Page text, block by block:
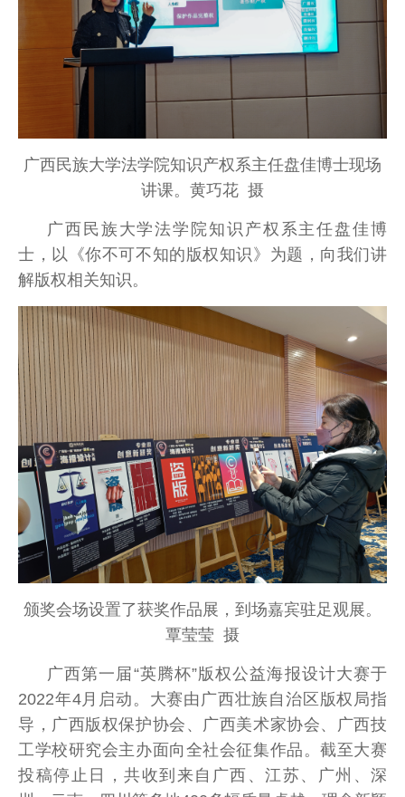
广西民族大学法学院知识产权系主任盘佳博士现场
讲课。黄巧花 摄
广西民族大学法学院知识产权系主任盘佳博
士，以《你不可不知的版权知识》为题，向我们讲
解版权相关知识。
颁奖会场设置了获奖作品展，到场嘉宾驻足观展。
覃莹莹 摄
广西第一届“英腾杯”版权公益海报设计大赛于
2022年4月启动。大赛由广西壮族自治区版权局指
导，广西版权保护协会、广西美术家协会、广西技
工学校研究会主办面向全社会征集作品。截至大赛
投稿停止日，共收到来自广西、江苏、广州、深